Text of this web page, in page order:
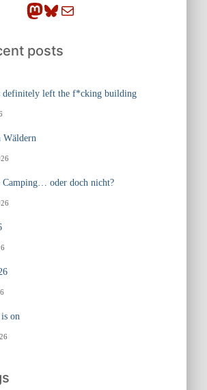
Mastodon Bluesky E-Mail
posts
definitely left the f*cking building
Wäldern
Camping… oder doch nicht?
on